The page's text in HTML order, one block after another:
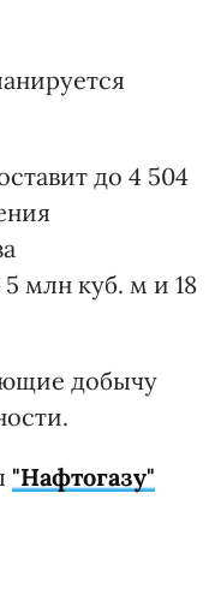
до 4 504
млн куб. м и 18
добычу
"Нафтогазу"